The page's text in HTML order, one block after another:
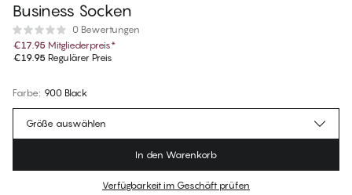
Business Socken
0 Bewertungen
€17.95 Mitgliederpreis*
€19.95 Regulärer Preis
Farbe: 900 Black
Für diesen Artikel gibt es keine empfohlene Größe
Größe auswählen
In den Warenkorb
Verfügbarkeit im Geschäft prüfen